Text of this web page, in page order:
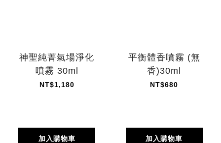
神聖純菁氣場淨化
噴霧 30ml
NT$1,180
加入購物車
平衡體香噴霧 (無
香)30ml
NT$680
加入購物車